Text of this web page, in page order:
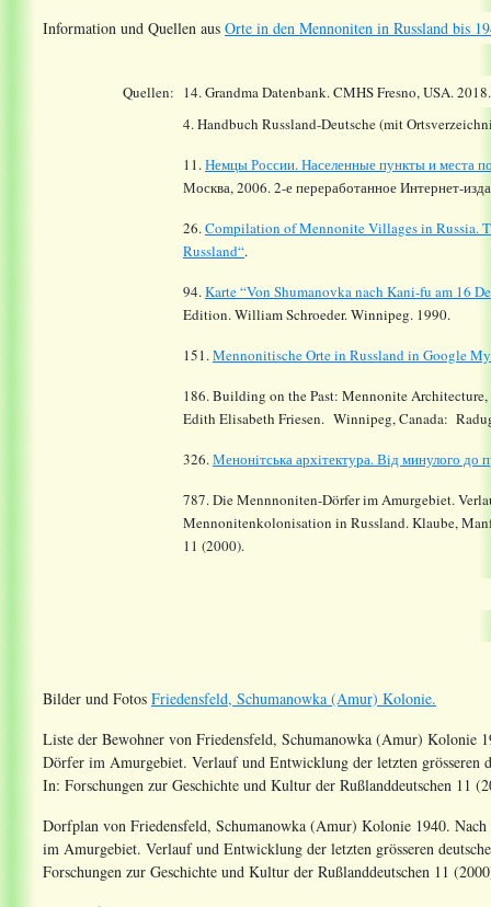
Information und Quellen aus Orte in den Mennoniten in Russland bis
Quellen: 14.Grandma Datenbank. CMHS Fresno, USA.
4. Handbuch Russland-Deutsche (mit
11.Немцы России. Населенные пункты и места
Москва, 2006. 2-е переработанное Интернет-
26.Compilation of Mennonite Villages in Russia.
Russland“.
94.Karte “Von Shumanovka nach Kani-fu am 16
Edition. William Schroeder. Winnipeg. 1990.
151.Mennonitische Orte in Russland in Google
186. Building on the Past: Mennonite
Edith Elisabeth Friesen. Winnipeg, Canada:
326.Менонiтська архiтектура. Вiд минулого до
787. Die Mennnoniten-Dörfer im Amurgebiet.
Mennonitenkolonisation in Russland. Klaube,
11 (2000).
Bilder und Fotos Friedensfeld, Schumanowka (Amur) Kolonie.
Liste der Bewohner von Friedensfeld, Schumanowka (Amur)
Dörfer im Amurgebiet. Verlauf und Entwicklung der letzten grösseren
In: Forschungen zur Geschichte und Kultur der Rußlanddeutschen 11
Dorfplan von Friedensfeld, Schumanowka (Amur) Kolonie 1940.
im Amurgebiet. Verlauf und Entwicklung der letzten grösseren
Forschungen zur Geschichte und Kultur der Rußlanddeutschen 11